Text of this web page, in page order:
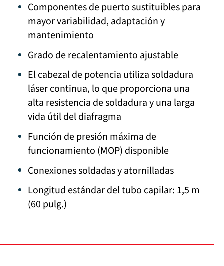
Componentes de puerto sustituibles para
mayor variabilidad, adaptación y
mantenimiento
Grado de recalentamiento ajustable
El cabezal de potencia utiliza soldadura
láser continua, lo que proporciona una
alta resistencia de soldadura y una larga
vida útil del diafragma
Función de presión máxima de
funcionamiento (MOP) disponible
Conexiones soldadas y atornilladas
Longitud estándar del tubo capilar: 1,5 m
(60 pulg.)